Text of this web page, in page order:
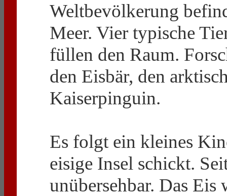
Weltbevölkerung
Meer. Vier typische
füllen den Raum.
den Eisbär, den
Kaiserpinguin.
Es folgt ein kleines
eisige Insel schickt.
unübersehbar. Das